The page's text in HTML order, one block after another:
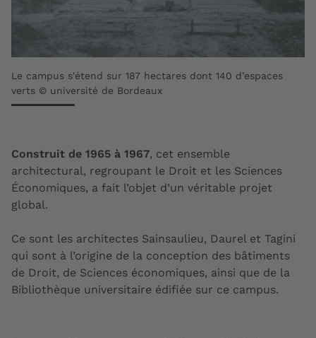
Le campus s'étend sur 187 hectares dont 140 d’espaces
verts © université de Bordeaux
Construit de 1965 à 1967, cet ensemble
architectural, regroupant le Droit et les Sciences
Économiques, a fait l’objet d’un véritable projet
global.
Ce sont les architectes Sainsaulieu, Daurel et Tagini
qui sont à l’origine de la conception des bâtiments
de Droit, de Sciences économiques, ainsi que de la
Bibliothèque universitaire édifiée sur ce campus.